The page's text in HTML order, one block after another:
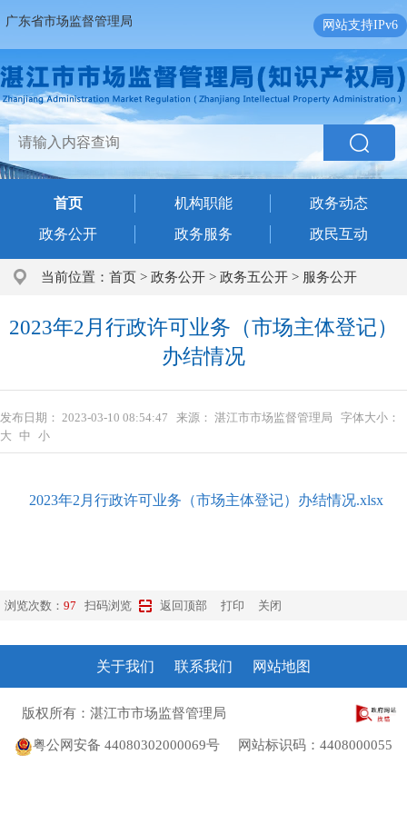
广东省市场监督管理局 网站支持IPv6
首页 机构职能
政务动态
政务公开
政务服务 政民互动
当前位置： 首页 > 政务公开 > 政务五公开 > 服务公开
2023年2月行政许可业务（市场主体登记）
办结情况
发布日期： 2023-03-10 08:54:47 来源： 湛江市市场监督管理局
字体大小：
大 中 小
2023年2月行政许可业务（市场主体登记）办结情况.xlsx
浏览次数： 97 扫码浏览 返回顶部 打印 关闭
关于我们 联系我们 网站地图
版权所有：湛江市市场监督管理局
粤公网安备 44080302000069号 网站标识码：4408000055